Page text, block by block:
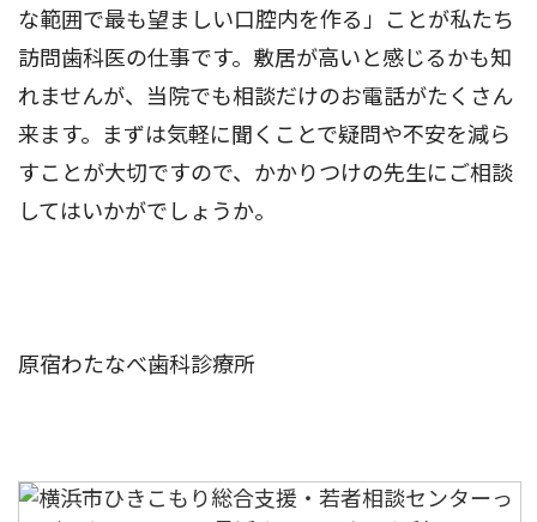
な範囲で最も望ましい口腔内を作る」ことが私たち
訪問歯科医の仕事です。敷居が高いと感じるかも知
れませんが、当院でも相談だけのお電話がたくさん
来ます。まずは気軽に聞くことで疑問や不安を減ら
すことが大切ですので、かかりつけの先生にご相談
してはいかがでしょうか。
原宿わたなべ歯科診療所